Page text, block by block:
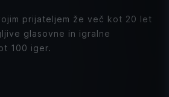
prijateljem že več kot 20 let
glasovne in igralne
100 iger.